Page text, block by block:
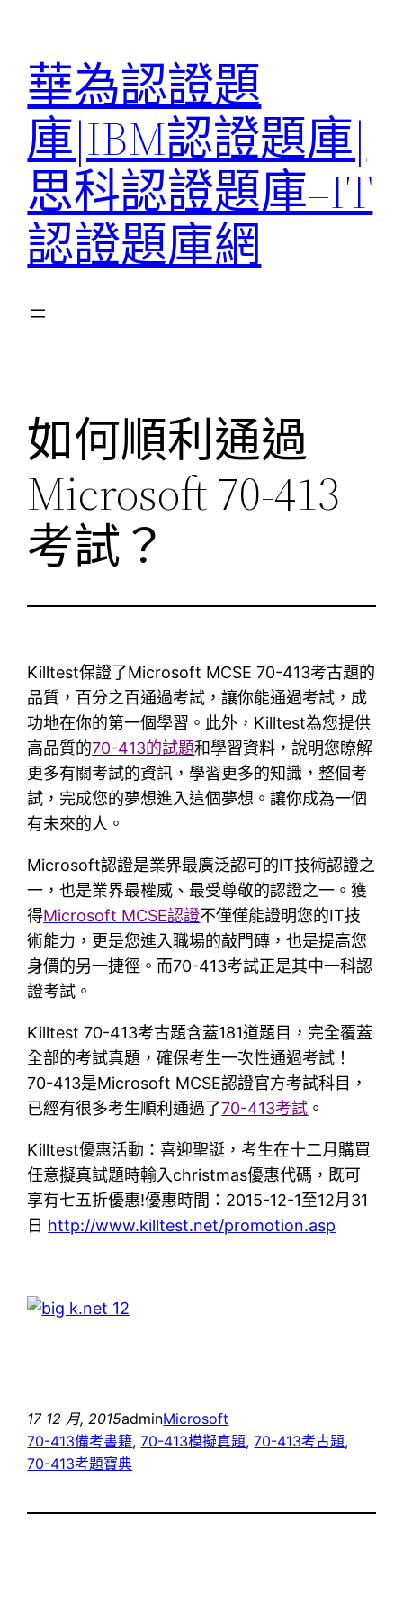
華為認證題
庫|IBM認證題庫|
思科認證題庫–IT
認證題庫網
如何順利通過
Microsoft 70-413
考試？
Killtest保證了Microsoft MCSE 70-413考古題的
品質，百分之百通過考試，讓你能通過考試，成
功地在你的第一個學習。此外，Killtest為您提供
高品質的70-413的試題和學習資料，說明您瞭解
更多有關考試的資訊，學習更多的知識，整個考
試，完成您的夢想進入這個夢想。讓你成為一個
有未來的人。
Microsoft認證是業界最廣泛認可的IT技術認證之
一，也是業界最權威、最受尊敬的認證之一。獲
得Microsoft MCSE認證不僅僅能證明您的IT技
術能力，更是您進入職場的敲門磚，也是提高您
身價的另一捷徑。而70-413考試正是其中一科認
證考試。
Killtest 70-413考古題含蓋181道題目，完全覆蓋
全部的考試真題，確保考生一次性通過考試！
70-413是Microsoft MCSE認證官方考試科目，
已經有很多考生順利通過了70-413考試 。
Killtest優惠活動：喜迎聖誕，考生在十二月購買
任意擬真試題時輸入christmas優惠代碼，既可
享有七五折優惠!優惠時間：2015-12-1至12月31
日 http://www.killtest.net/promotion.asp
17 12 月, 2015adminMicrosoft
70-413備考書籍, 70-413模擬真題, 70-413考古題
70-413考題寶典